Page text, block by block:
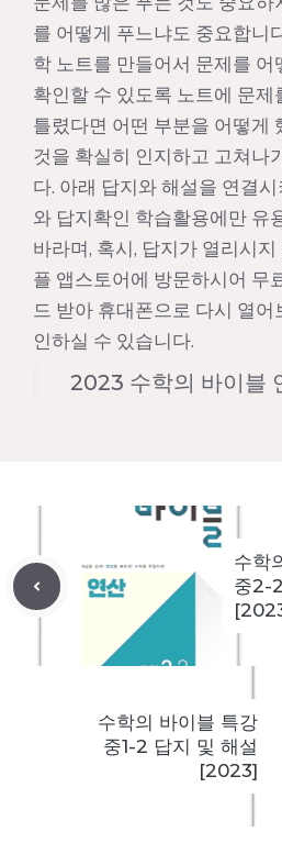
를 어떻게 푸느냐도 중요합니
학 노트를 만들어서 문제를
확인할 수 있도록 노트에 문제
틀렸다면 어떤 부분을 어떻게
것을 확실히 인지하고 고쳐나
다. 아래 답지와 해설을 연결
와 답지확인 학습활용에만 유
바라며, 혹시, 답지가 열리시
플 앱스토어에 방문하시어 무
드 받아 휴대폰으로 다시 열
인하실 수 있습니다.
2023 수학의 바이블
수학
중2-
수학의 바이블 특강
중1-2 답지 및 해설
[2023]